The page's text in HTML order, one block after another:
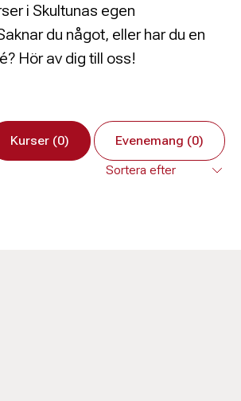
i Skultunas egen
du något, eller har du en
Hör av dig till oss!
Kurser (0) Evenemang (0)